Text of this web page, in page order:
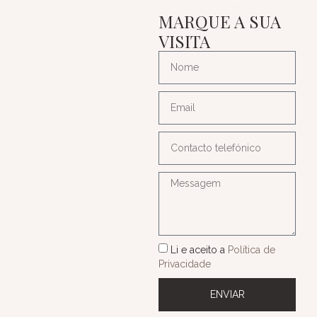
MARQUE A SUA
VISITA
Li e aceito a Política de
Privacidade
ENVIAR